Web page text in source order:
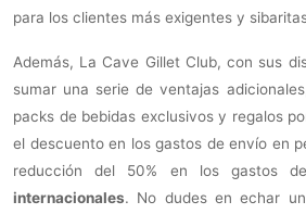
para los clientes más exigentes y
Además, La Cave Gillet Club, con sus
sumar una serie de ventajas
packs de bebidas exclusivos y regalos
el descuento en los gastos de envío en
reducción del 50% en los gastos
internacionales. No dudes en echar